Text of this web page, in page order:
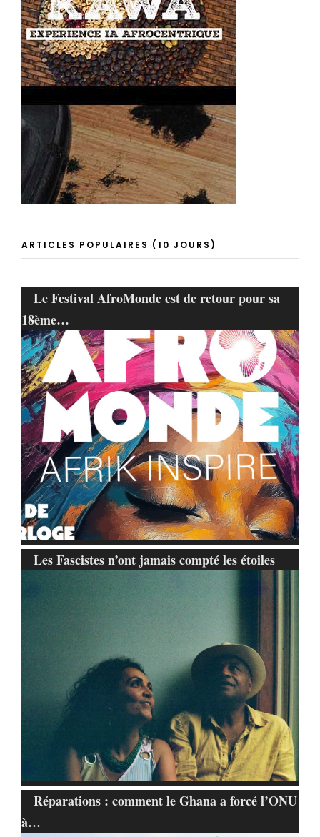
ARTICLES POPULAIRES (10 JOURS)
Le Festival AfroMonde est de retour pour sa
18ème…
Les Fascistes n’ont jamais compté les étoiles
Réparations : comment le Ghana a forcé l’ONU
à…